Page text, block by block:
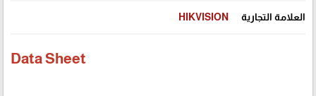
العلامة التجارية HIKVISION
Data Sheet